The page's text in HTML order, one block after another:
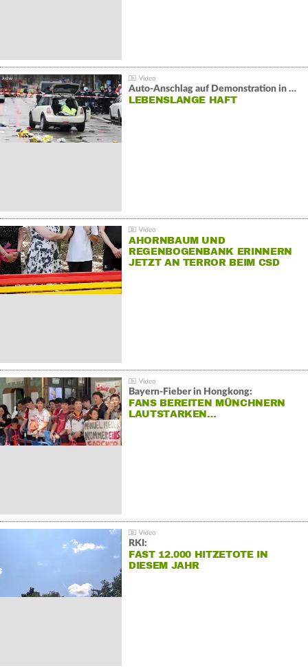
Auto-Anschlag auf Demonstration in München:
LEBENSLANGE HAFT
AHORNBAUM UND
REGENBOGENBANK ERINNERN
JETZT AN TERROR BEIM CSD
Bayern-Fieber in Hongkong:
FANS BEREITEN MÜNCHNERN
LAUTSTARKEN…
RKI:
FAST 12.000 HITZETOTE IN
DIESEM JAHR